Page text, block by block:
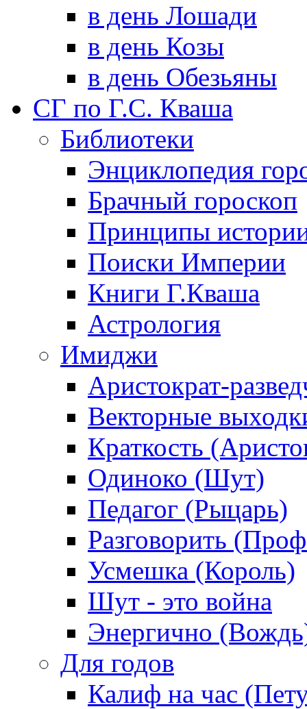
в день Лошади
в день Козы
в день Обезьяны
СГ по Г.С. Кваша
Библиотеки
Энциклопедия
Брачный гороскоп
Принципы
Поиски Империи
Книги Г.Кваша
Астрология
Имиджи
Аристократ-
Векторные
Краткость
Одиноко (Шут)
Педагог (Рыцарь)
Разговорить
Усмешка (Король)
Шут - это война
Энергично
Для годов
Калиф на час